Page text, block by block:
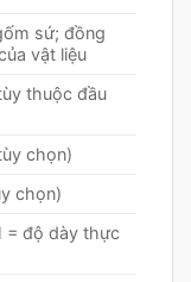
sứ; đồng
vật liệu
thuộc đầu
chọn)
chọn)
= độ dày thực